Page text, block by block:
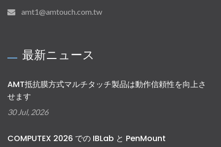
amt1@amtouch.com.tw
最新ニュース
AMT抵抗膜方式マルチタッチ製品は動作信頼性を向上さ
せます
30 Jul, 2026
COMPUTEX 2026 での IBLab と PenMount